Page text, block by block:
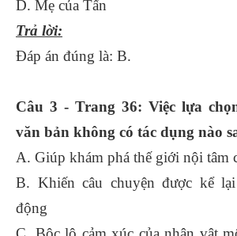
D. Mẹ của Tấn
Trả lời:
Đáp án đúng là: B.
Câu 3 - Trang 36: Việc lựa
văn bản không có tác dụng nào
A. Giúp khám phá thế giới nội tâm
B. Khiến câu chuyện được kể
động